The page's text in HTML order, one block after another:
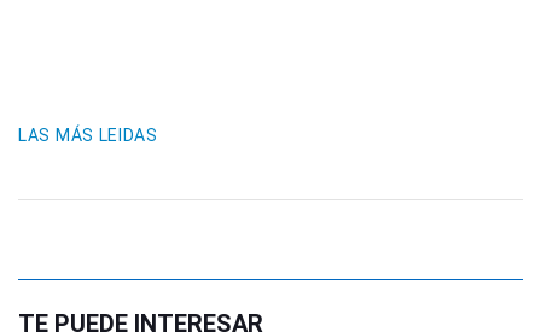
LAS MÁS LEIDAS
TE PUEDE INTERESAR